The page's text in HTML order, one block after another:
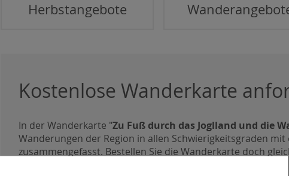
Herbstangebote
Kostenlose Wanderkarte
In der Wanderkarte "Zu Fuß durch das Joglland und die
Wanderungen der Region in allen Schwierigkeitsgraden
zusammengefasst. Bestellen Sie die Wanderkarte doch